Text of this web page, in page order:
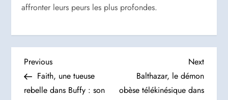
affronter leurs peurs les plus profondes.
N
a
Previous
Post
Previous
Faith, une tueuse
rebelle dans Buffy : son
Next
Post
Next
Balthazar, le démon
obèse télékinésique dans